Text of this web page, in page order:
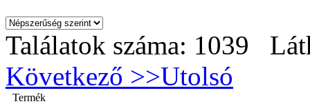
Találatok száma: 1039
Következő >>Utolsó
Termék